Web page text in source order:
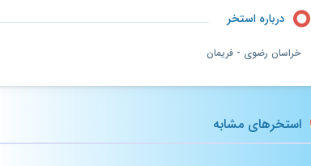
درباره استخر
خراسان رضوی - فریمان
استخرهای مشابه